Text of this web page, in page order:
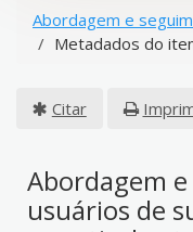
Abordagem e
Metadados do
Citar
Abordagem
usuários de